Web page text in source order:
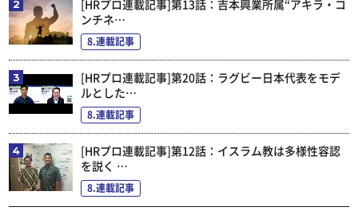
[HRプロ連載記事]第13話：吉本興業所属“アキラ・コ
ンチネ…
8.連載記事
[HRプロ連載記事]第20話：ラグビー日本代表をモデ
ルとした…
8.連載記事
[HRプロ連載記事]第12話：イスラム教は多様性容認
を説く …
8.連載記事